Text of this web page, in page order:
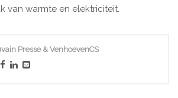
van warmte en elektriciteit.
Presse & VenhoevenCS